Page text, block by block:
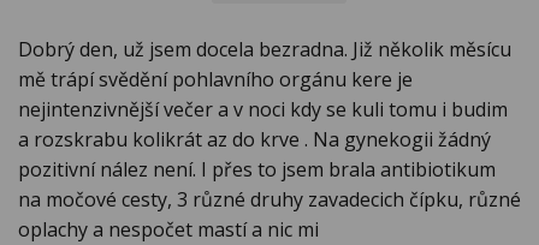
Dobrý den, už jsem docela bezradna. Již několik měsícu
mě trápí svědění pohlavního orgánu kere je
nejintenzivnější večer a v noci kdy se kuli tomu i budim
a rozskrabu kolikrát az do krve . Na gynekogii žádný
pozitivní nález není. I přes to jsem brala antibiotikum
na močové cesty, 3 různé druhy zavadecich čípku, různé
oplachy a nespočet mastí a nic mi